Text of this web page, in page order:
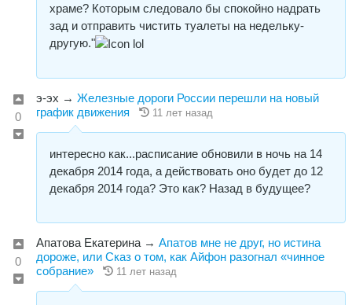
храме? Которым следовало бы спокойно надрать
зад и отправить чистить туалеты на недельку-
другую."
0
э-эх → Железные дороги России перешли на новый
график движения
11 лет назад
интересно как...расписание обновили в ночь на 14
декабря 2014 года, а действовать оно будет до 12
декабря 2014 года? Это как? Назад в будущее?
0
Апатова Екатерина → Апатов мне не друг, но истина
дороже, или Сказ о том, как Айфон разогнал «чинное
собрание»
11 лет назад